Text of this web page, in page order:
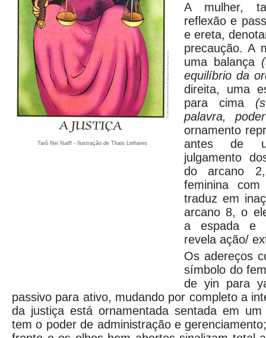
Tarô Nei Naiff - Ilustração de Thais Linhares
A mulher,
reflexão e
e ereta,
precaução. A
uma balança
equilíbrio da
direita, uma
para cima
palavra,
ornamento
antes de
julgamento
do arcano
feminina
traduz em
arcano 8, o
a espada e
revela ação/
Os adereços
símbolo do
de yin para
passivo para ativo, mudando por completo a
da justiça está ornamentada sentada em
tem o poder de administração e